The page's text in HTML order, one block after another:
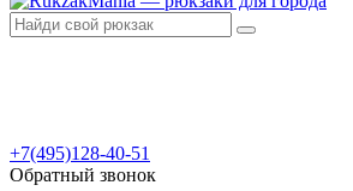
+7(495)128-40-51
Обратный звонок